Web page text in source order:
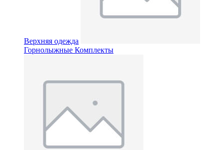
Верхняя одежда
Горнолыжные Комплекты